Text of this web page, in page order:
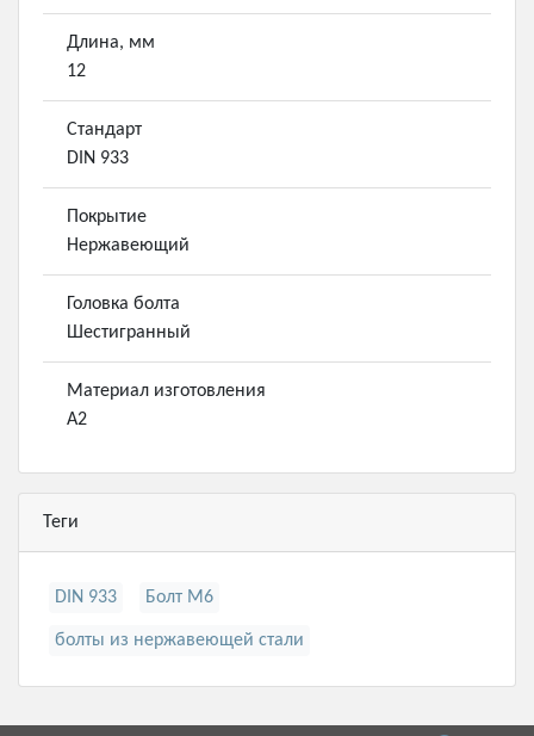
Длина, мм
12
Стандарт
DIN 933
Покрытие
Нержавеющий
Головка болта
Шестигранный
Материал изготовления
А2
Теги
DIN 933 Болт М6
болты из нержавеющей стали